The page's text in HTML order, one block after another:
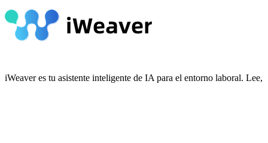
iWeaver es tu asistente inteligente de IA para el entorno laboral.